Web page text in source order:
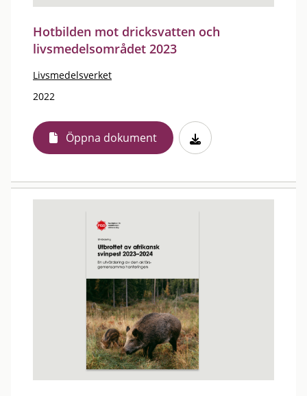
Hotbilden mot dricksvatten och
livsmedelsområdet 2023
Livsmedelsverket
2022
Öppna dokument